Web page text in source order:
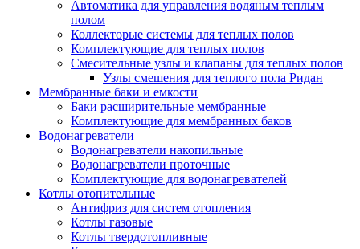
Автоматика для управления водяным теплым
полом
Коллекторые системы для теплых полов
Комплектующие для теплых полов
Смесительные узлы и клапаны для теплых полов
Узлы смешения для теплого пола Ридан
Мембранные баки и емкости
Баки расширительные мембранные
Комплектующие для мембранных баков
Водонагреватели
Водонагреватели накопильные
Водонагреватели проточные
Комплектующие для водонагревателей
Котлы отопительные
Антифриз для систем отопления
Котлы газовые
Котлы твердотопливные